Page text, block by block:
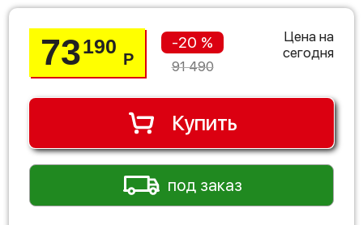
73190
Р
-20 %
91 490
Цена на
сегодня
Купить
под заказ